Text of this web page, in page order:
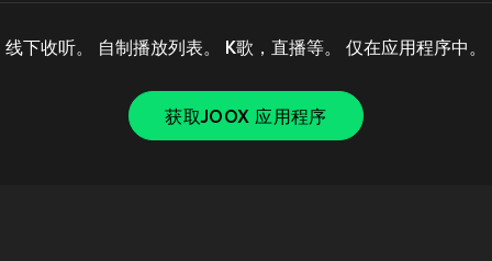
线下收听。 自制播放列表。 K歌，直播等。 仅在应用程序中。
获取JOOX 应用程序